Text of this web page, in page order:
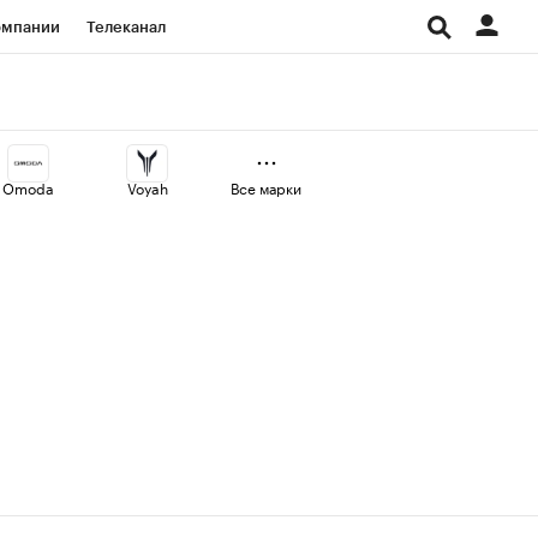
Телеканал
Проверка контрагентов
Omoda Voyah Все марки